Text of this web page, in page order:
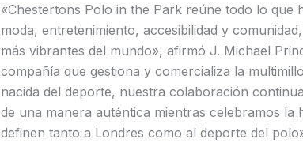
«Chestertons Polo in the Park reúne todo lo que
moda, entretenimiento, accesibilidad y
más vibrantes del mundo», afirmó J. Michael
compañía que gestiona y comercializa la
nacida del deporte, nuestra colaboración
de una manera auténtica mientras celebramos
definen tanto a Londres como al deporte del